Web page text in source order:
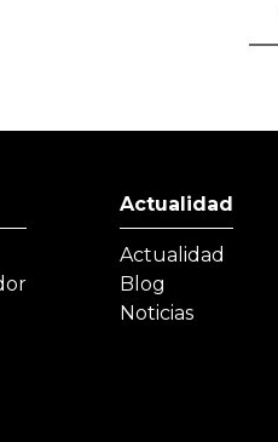
Actualidad
Actualidad
Blog
Noticias